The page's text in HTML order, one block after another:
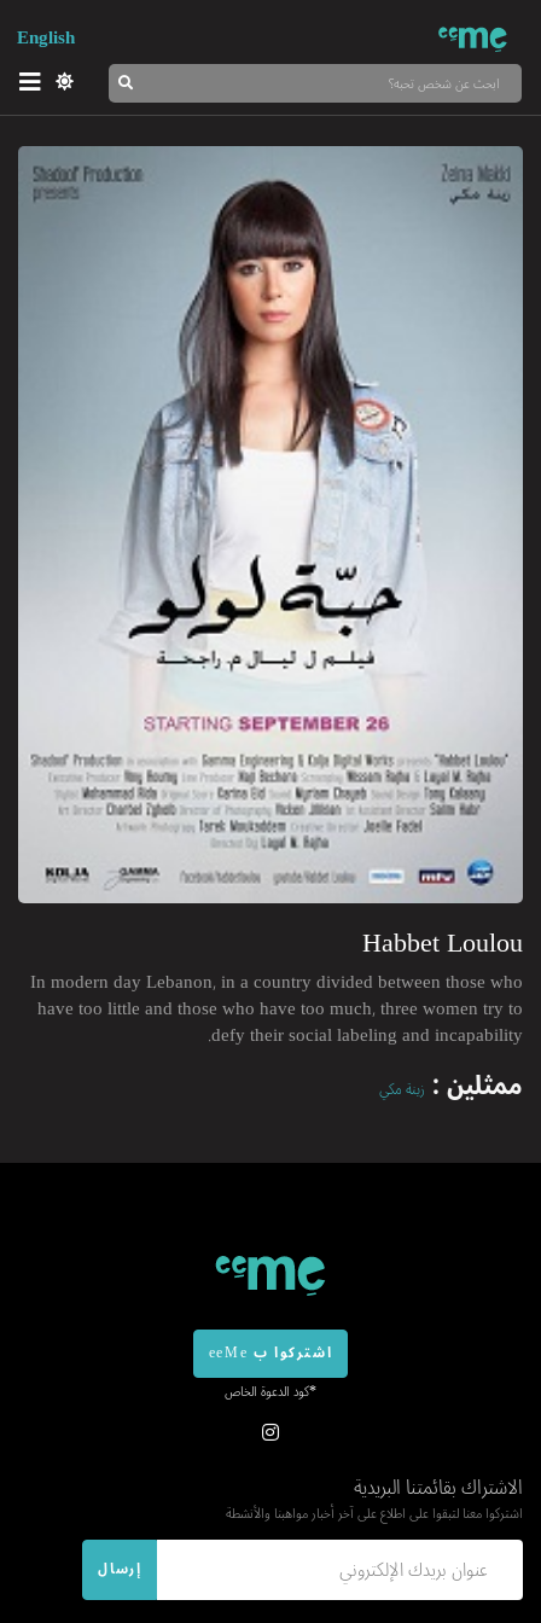
English
Habbet Loulou
In modern day Lebanon, in a country divided between those who
have too little and those who have too much, three women try to
defy their social labeling and incapability.
ممثلين : زينة مكي
اشتركوا ب eeMe
*كود الدعوة الخاص
الاشتراك بقائمتنا البريدية
اشتركوا معنا لتبقوا على اطلاع على آخر أخبار مواهبنا والأنشطة
إرسال